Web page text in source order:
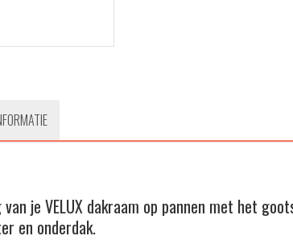
je VELUX dakraam op pannen met het
en onderdak.